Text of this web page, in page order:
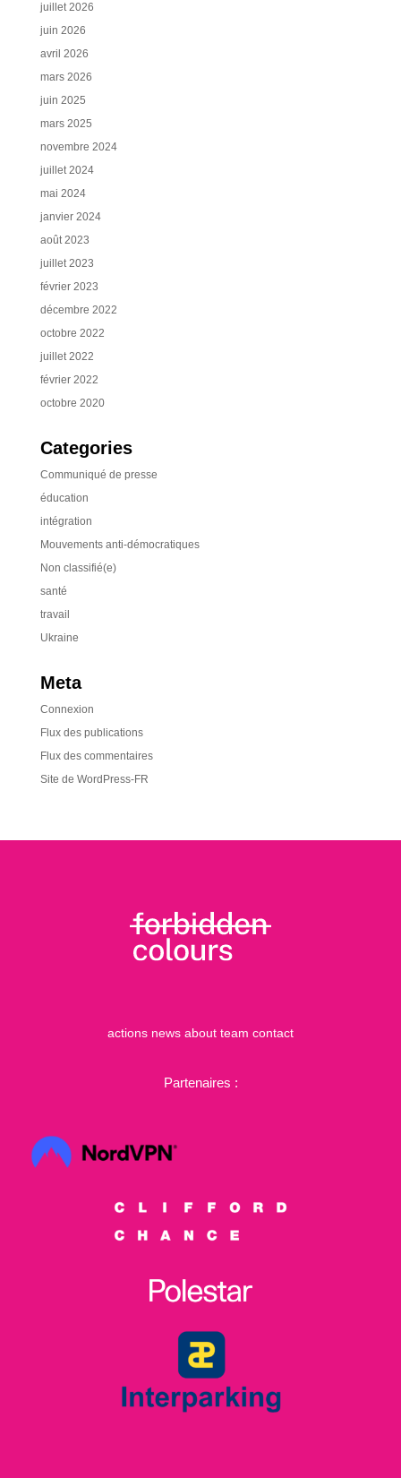
juillet 2026
juin 2026
avril 2026
mars 2026
juin 2025
mars 2025
novembre 2024
juillet 2024
mai 2024
janvier 2024
août 2023
juillet 2023
février 2023
décembre 2022
octobre 2022
juillet 2022
février 2022
octobre 2020
Categories
Communiqué de presse
éducation
intégration
Mouvements anti-démocratiques
Non classifié(e)
santé
travail
Ukraine
Meta
Connexion
Flux des publications
Flux des commentaires
Site de WordPress-FR
actions news about team contact
Partenaires :